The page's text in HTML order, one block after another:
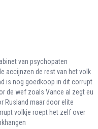
van psychopaten
accijnzen de rest van het volk
is nog goedkoop in dit corrupt
de wef zoals Vance al zegt eu
Rusland maar door elite
volkje roept het zelf over